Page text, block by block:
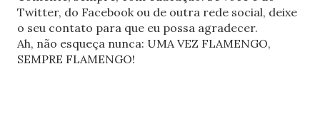
Twitter, do Facebook ou de outra rede social, deixe
o seu contato para que eu possa agradecer.
Ah, não esqueça nunca: UMA VEZ FLAMENGO,
SEMPRE FLAMENGO!